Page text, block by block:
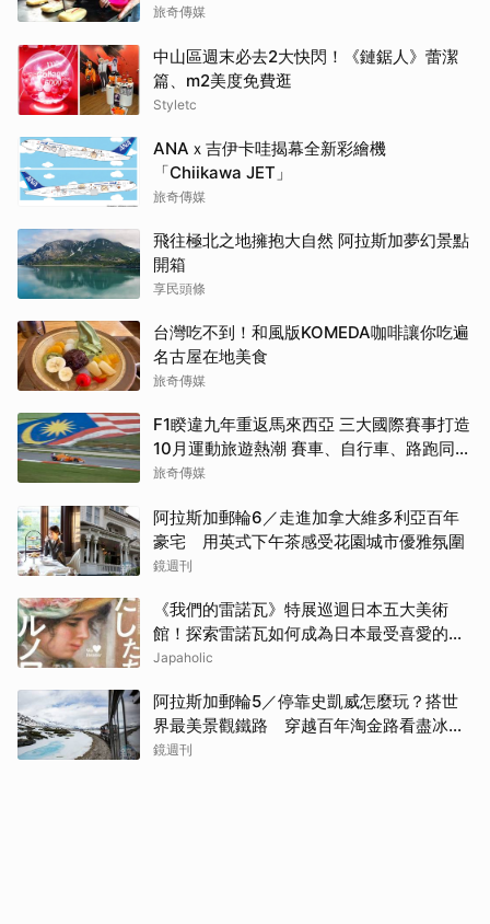
旅奇傳媒
中山區週末必去2大快閃！《鏈鋸人》蕾潔
篇、m2美度免費逛
Styletc
ANAｘ吉伊卡哇揭幕全新彩繪機
「Chiikawa JET」
旅奇傳媒
飛往極北之地擁抱大自然 阿拉斯加夢幻景點
開箱
享民頭條
台灣吃不到！和風版KOMEDA咖啡讓你吃遍
名古屋在地美食
旅奇傳媒
F1睽違九年重返馬來西亞 三大國際賽事打造
10月運動旅遊熱潮 賽車、自行車、路跑同週
登場
旅奇傳媒
阿拉斯加郵輪6／走進加拿大維多利亞百年
豪宅 用英式下午茶感受花園城市優雅氛圍
鏡週刊
《我們的雷諾瓦》特展巡迴日本五大美術
館！探索雷諾瓦如何成為日本最受喜愛的印
象派畫家
Japaholic
阿拉斯加郵輪5／停靠史凱威怎麼玩？搭世
界最美景觀鐵路 穿越百年淘金路看盡冰
河、峽谷與雪山
鏡週刊